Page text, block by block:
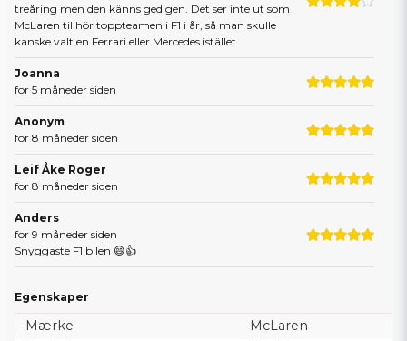
treåring men den känns gedigen. Det ser inte ut som
McLaren tillhör toppteamen i F1 i år, så man skulle
kanske valt en Ferrari eller Mercedes istället
Joanna
for 5 måneder siden
Anonym
for 8 måneder siden
Leif Åke Roger
for 8 måneder siden
Anders
for 9 måneder siden
Snyggaste F1 bilen 😄👍
for 9 måneder siden
kvalitet!!!
Egenskaper
Mærke
McLaren